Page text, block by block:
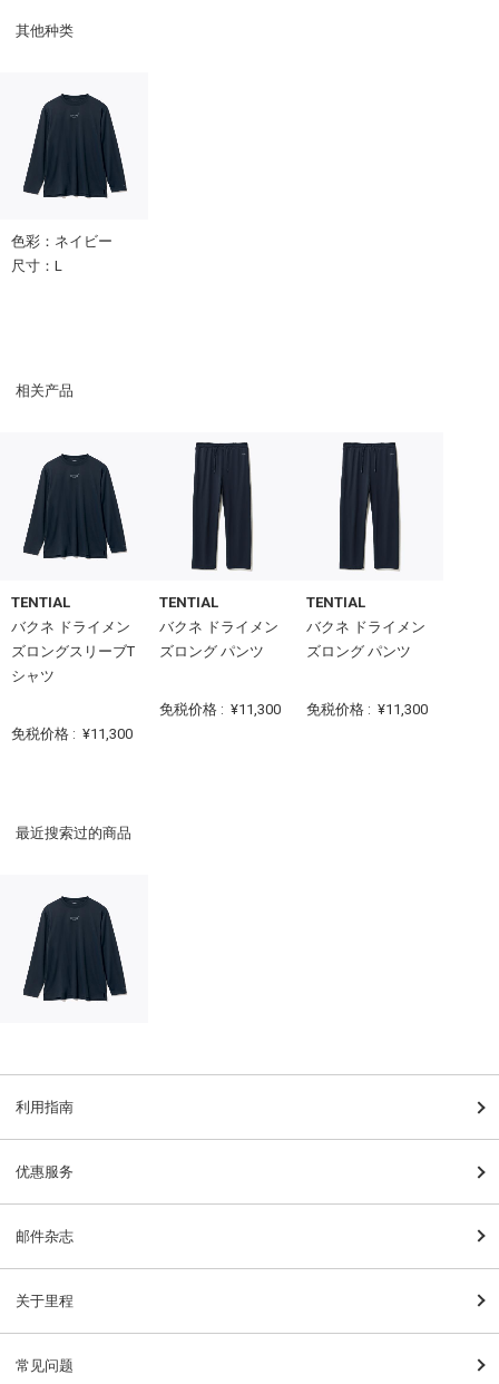
其他种类
色彩：ネイビー
尺寸：L
相关产品
TENTIAL
バクネ ドライメン
ズロングスリーブT
シャツ
免税价格 : ¥11,300
TENTIAL
バクネ ドライメン
ズロング パンツ
免税价格 : ¥11,300
TENTIAL
バクネ ドライメン
ズロング パンツ
免税价格 : ¥11,300
最近搜索过的商品
利用指南
优惠服务
邮件杂志
关于里程
常见问题